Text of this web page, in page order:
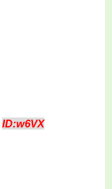
ID:w6VX